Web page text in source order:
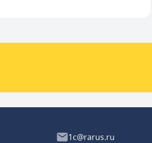
1c@rarus.ru